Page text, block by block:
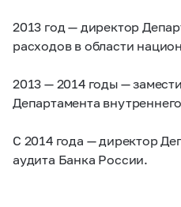
2013 год — директор
расходов в области
2013 — 2014 годы —
Департамента
С 2014 года — директор
аудита Банка России.